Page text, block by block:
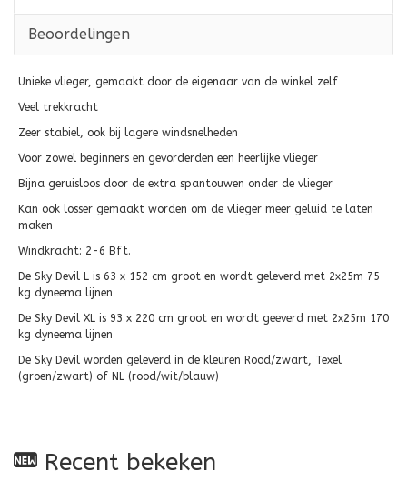
Beoordelingen
Unieke vlieger, gemaakt door de eigenaar van de winkel zelf
Veel trekkracht
Zeer stabiel, ook bij lagere windsnelheden
Voor zowel beginners en gevorderden een heerlijke vlieger
Bijna geruisloos door de extra spantouwen onder de vlieger
Kan ook losser gemaakt worden om de vlieger meer geluid te laten
maken
Windkracht: 2-6 Bft.
De Sky Devil L is 63 x 152 cm groot en wordt geleverd met 2x25m 75
kg dyneema lijnen
De Sky Devil XL is 93 x 220 cm groot en wordt geeverd met 2x25m 170
kg dyneema lijnen
De Sky Devil worden geleverd in de kleuren Rood/zwart, Texel
(groen/zwart) of NL (rood/wit/blauw)
Recent bekeken